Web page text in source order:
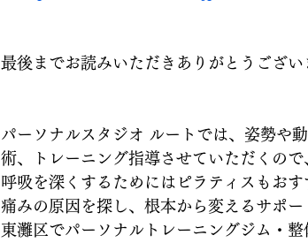
最後までお読みいただきありがとうござい
パーソナルスタジオ ルートでは、姿勢や
術、トレーニング指導させていただくの
呼吸を深くするためにはピラティスもおす
痛みの原因を探し、根本から変えるサポー
東灘区でパーソナルトレーニングジム・整